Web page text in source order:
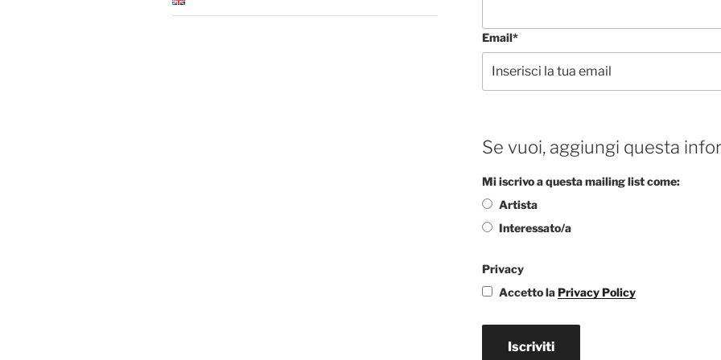
Email*
Se vuoi, aggiungi questa
Mi iscrivo a questa mailing list come:
Artista
Interessato/a
Privacy
Accetto laPrivacy Policy
Iscriviti